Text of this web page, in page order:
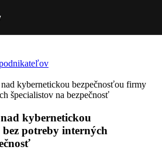
kybernetickou bezpečnosťou firmy
špecialistov na bezpečnosť
kybernetickou
potreby interných